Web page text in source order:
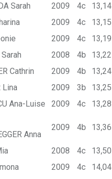
Sarah 2009 4c
13,14
2009 4c
13,15
2009 4c
13,19
2008 4b
13,22
Cathrin 2009 4b
13,24
Lina 2009 3b
13,25
Ana-Luise 2009 4c 13,28
Anna
2009 4b 13,36
2008 4c
13,50
2009 4c
14,04